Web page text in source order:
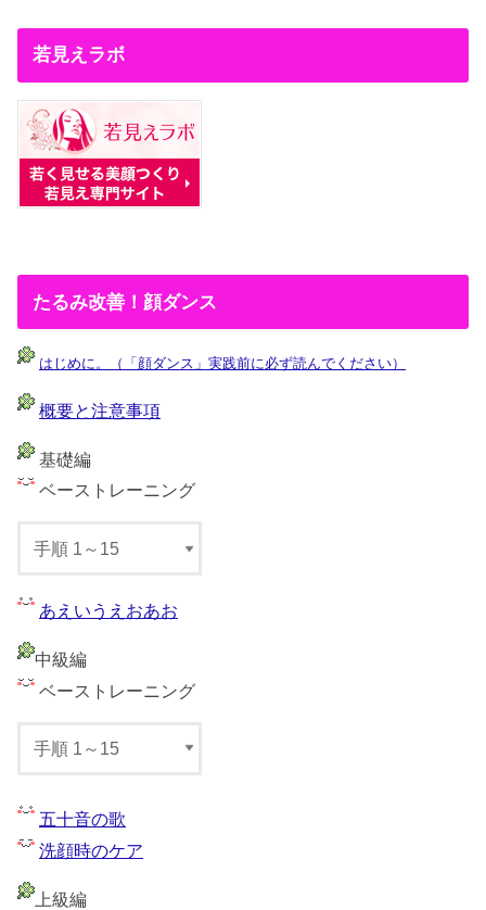
若見えラボ
たるみ改善！顔ダンス
はじめに。（「顔ダンス」実践前に必ず読んでください）
概要と注意事項
基礎編
ベーストレーニング
あえいうえおあお
中級編
ベーストレーニング
五十音の歌
洗顔時のケア
上級編